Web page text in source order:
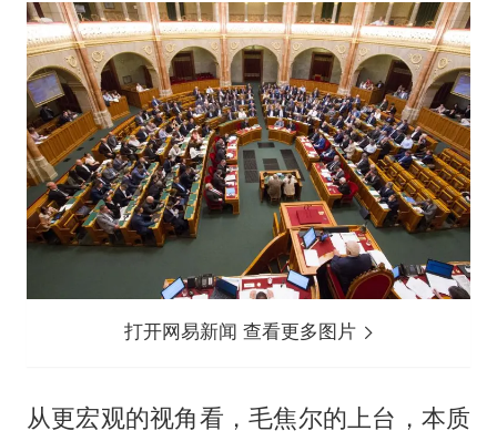
打开网易新闻 查看更多图片
从更宏观的视角看，毛焦尔的上台，本质